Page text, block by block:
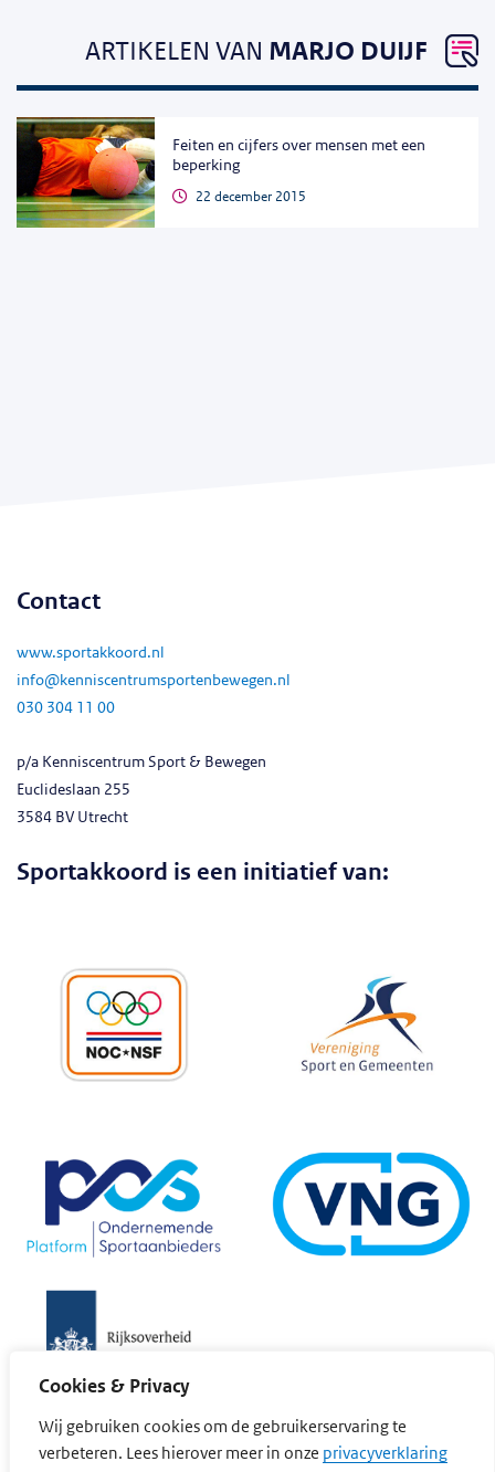
Cookies & Privacy
Wij gebruiken cookies om de gebruikerservaring te
verbeteren. Lees hierover meer in onze privacyverklaring
ARTIKELEN VAN MARJO DUIJF
Feiten en cijfers over mensen met een
beperking
22 december 2015
Contact
www.sportakkoord.nl
info@kenniscentrumsportenbewegen.nl
030 304 11 00
p/a Kenniscentrum Sport & Bewegen
Euclideslaan 255
3584 BV Utrecht
Sportakkoord is een initiatief van:
Cookievoorkeuren wijzigen